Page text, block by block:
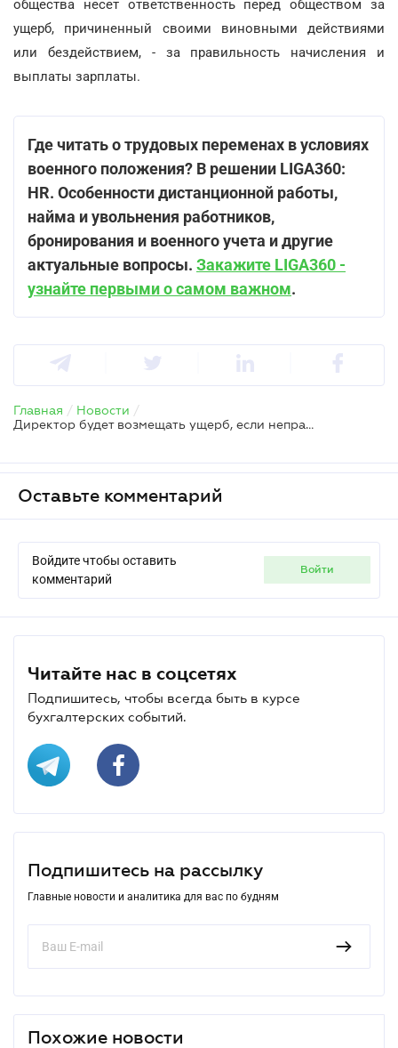
общества несет ответственность перед обществом за
ущерб, причиненный своими виновными действиями
или бездействием, - за правильность начисления и
выплаты зарплаты.
Где читать о трудовых переменах в условиях
военного положения? В решении LIGA360:
HR. Особенности дистанционной работы,
найма и увольнения работников,
бронирования и военного учета и другие
актуальные вопросы. Закажите LIGA360 -
узнайте первыми о самом важном.
Главная / Новости /
Директор будет возмещать ущерб, если неправомерно завысит себе зарплату – Верховный Суд
Оставьте комментарий
Войдите чтобы оставить
комментарий
войти
Читайте нас в соцсетях
Подпишитесь, чтобы всегда быть в курсе
бухгалтерских событий.
Подпишитесь на рассылку
Главные новости и аналитика для вас по будням
Похожие новости